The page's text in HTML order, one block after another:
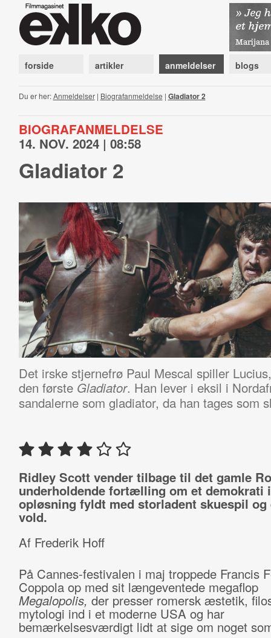
forside artikler anmeldelser blogs
Du er her:Anmeldelser| Biografanmeldelse | Gladiator 2
BIOGRAFANMELDELSE
14. NOV. 2024 | 08:58
Gladiator 2
Det irske stjernefrø Paul Mescal spiller
den første Gladiator. Han lever i eksil i
sandalerne som gladiator, da han tages som
Ridley Scott vender tilbage til det gamle
underholdende fortælling om et demokrati i
opløsning fyldt med storladent skuespil og
vold.
Af Frederik Hoff
På Cannes-festivalen i maj troppede Francis
Coppola op med sit længeventede megaflop
Megalopolis, der presser romersk æstetik,
mytologi ind i et moderne USA og har
bemærkelsesværdigt lidt at sige om noget